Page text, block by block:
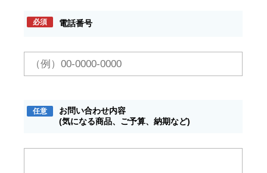
必須 電話番号
任意
お問い合わせ内容
(気になる商品、ご予算、納期など)